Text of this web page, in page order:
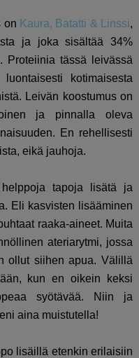
on Kaura, Batatti & Linssi,
ja joka sisältää 34%
Proteiinia tässä leivässä
kotimaisesta
Leivän koostumus on
ja pinnalla oleva
En rehellisesti
eikä jauhoja.
tapoja lisätä ja
Eli kasvisten lisääminen
raaka-aineet. Muita
ateriarytmi, jossa
ollut siihen apua. Välillä
kun en oikein keksi
syötävää. Niin ja
aina muistutella!
lisäillä etenkin erilaisiin